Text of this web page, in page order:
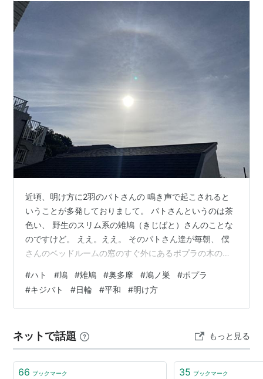
近頃、明け方に2羽のパトさんの 鳴き声で起こされると
いうことが多発しておりまして。 パトさんというのは茶
色い、 野生のスリム系の雉鳩（きじばと）さんのことな
のですけど。 ええ。ええ。 そのパトさん達が毎朝、 僕
さんのベッドルームの窓のすぐ外にあるポプラの木の上
して、そんな状況下で寝ていると、 僕さんには思い浮か
んでくることがありまして。 それが以下の過去記事のこ
とで...... 「時ならぬ」 テキストリンクした上の過去記事
たり！？ なんかしてるんじゃねーべな......的な。 そんな
予感…
#ハト #鳩 #雉鳩 #奥多摩 #鳩ノ巣 #ポプラ
#キジバト #日輪 #平和 #明け方
ネットで話題 もっと見る
66 ブックマーク 35 ブックマーク